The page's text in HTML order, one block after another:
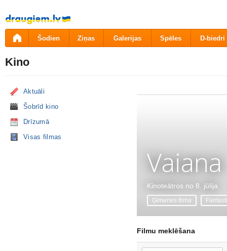
Pāriet
uz
saturu
Šodien Ziņas Galerijas Spēles D-biedri
Kino
Aktuāli
Šobrīd kino
Drīzumā
Visas filmas
Vaiana
Kinoteātros no 8. jūlija
Ģimenes filma
Filmu meklēšana